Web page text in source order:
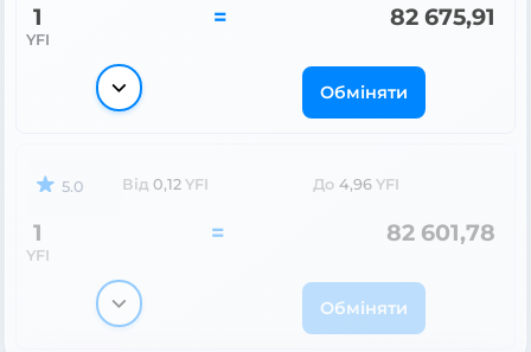
1
YFI
= 82 675,91
Обміняти
5.0 Від 0,12 YFI До 4,96 YFI
1
YFI
= 82 601,78
Обміняти